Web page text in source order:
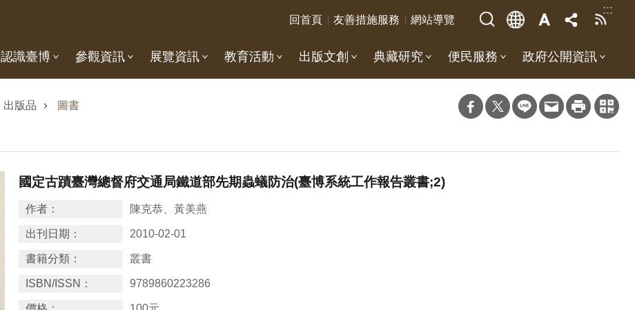
:::
回首頁 友善措施服務 網站導覽
認識臺博 參觀資訊 展覽資訊 教育活動 出版文創 典藏研究 便民服務 政府公開資訊
出版品 圖書
國定古蹟臺灣總督府交通局鐵道部先期蟲蟻防治(臺博系統工作報告叢書;2)
作者： 陳克恭、黃美燕
出刊日期： 2010-02-01
書籍分類： 叢書
ISBN/ISSN： 9789860223286